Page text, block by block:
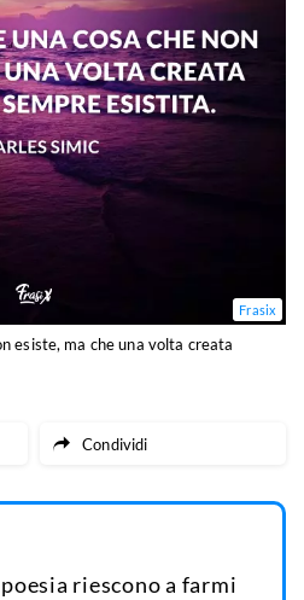
Frasix
esiste, ma che una volta creata
Condividi
riescono a farmi